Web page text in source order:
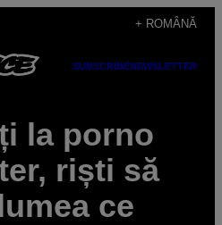
+ ROMÂNĂ
SUBSCRIBENEWSLETTER
la porno
riști să
ce